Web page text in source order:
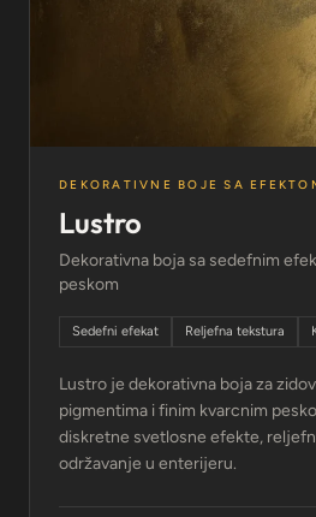
DEKORATIVNE BOJE SA
Lustro
Dekorativna boja sa sedefnim
peskom
Sedefni efekat Reljefna tekstura
Lustro je dekorativna boja za
pigmentima i finim kvarcnim
diskretne svetlosne efekte,
održavanje u enterijeru.